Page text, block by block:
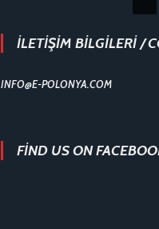
İLETİŞİM BİLGİLERİ /
INFO@E-POLONYA.COM
FIND US ON